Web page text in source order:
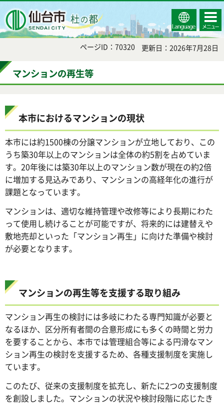
Select
Language
コンテ
ンツメ
ニュー
ページID：70320 更新日：2026年7月28日
マンションの再生等
本市におけるマンションの現状
本市には約1500棟の分譲マンションが立地しており、この
うち築30年以上のマンションは全体の約5割を占めていま
す。20年後には築30年以上のマンション数が現在の約2倍
に増加する見込みであり、マンションの高経年化の進行が
課題となっています。
マンションは、適切な維持管理や改修等により長期にわた
って使用し続けることが可能ですが、将来的には建替えや
敷地売却といった「マンション再生」に向けた準備や検討
が必要となります。
マンションの再生等を支援する取り組み
マンション再生の検討には多岐にわたる専門知識が必要と
なるほか、区分所有者間の合意形成にも多くの時間と労力
を要することから、本市では管理組合等による円滑なマン
ション再生の検討を支援するため、各種支援制度を実施し
ています。
このたび、従来の支援制度を拡充し、新たに2つの支援制度
を創設しました。マンションの状況や検討段階に応じたき